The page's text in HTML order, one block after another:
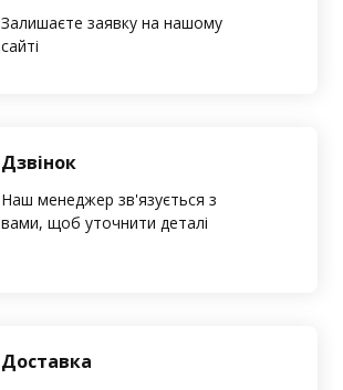
Залишаєте заявку на нашому
сайті
Дзвінок
Наш менеджер зв'язується з
вами, щоб уточнити деталі
Доставка